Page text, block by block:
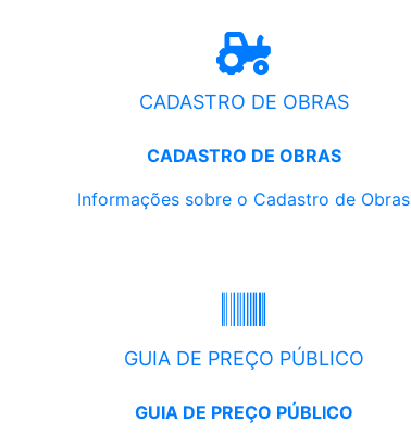
CADASTRO DE OBRAS
CADASTRO DE OBRAS
Informações sobre o Cadastro de Obras
GUIA DE PREÇO PÚBLICO
GUIA DE PREÇO PÚBLICO